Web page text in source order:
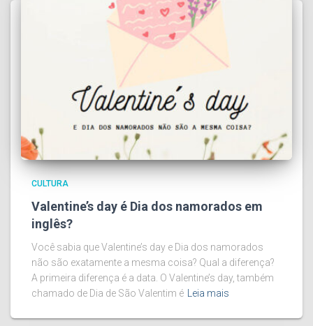
CULTURA
Valentine’s day é Dia dos namorados em
inglês?
Você sabia que Valentine’s day e Dia dos namorados
não são exatamente a mesma coisa? Qual a diferença?
A primeira diferença é a data. O Valentine’s day, também
chamado de Dia de São Valentim é
Leia mais